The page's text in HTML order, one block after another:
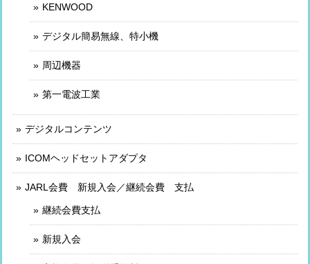
KENWOOD
デジタル簡易無線、特小機
周辺機器
第一電波工業
デジタルコンテンツ
ICOMヘッドセットアダプタ
JARL会費 新規入会／継続会費 支払
継続会費支払
新規入会